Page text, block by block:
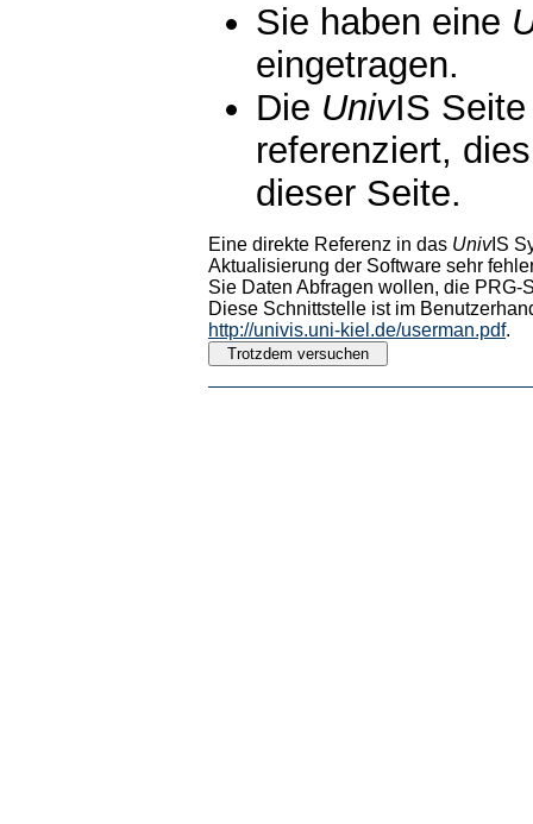
Sie haben eine
eingetragen.
Die UnivIS
referenziert,
dieser Seite.
Eine direkte Referenz in das UnivIS
Aktualisierung der Software sehr
Sie Daten Abfragen wollen, die PRG-
Diese Schnittstelle ist im
http://univis.uni-kiel.de/userman.pdf.